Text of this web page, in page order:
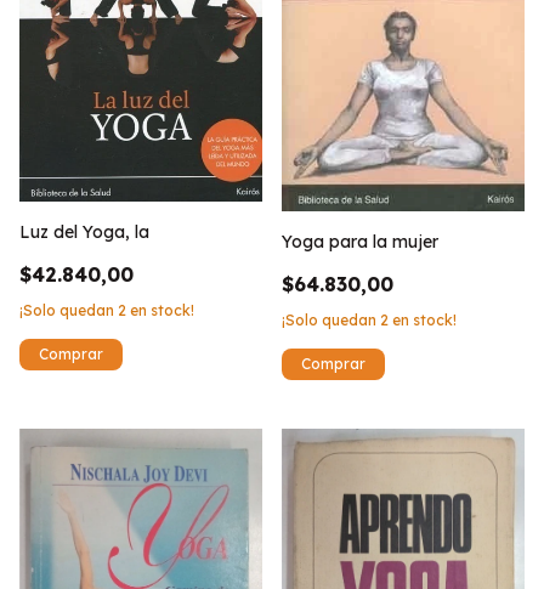
Luz del Yoga, la
$42.840,00
¡Solo quedan 2 en stock!
Yoga para la mujer
$64.830,00
¡Solo quedan 2 en stock!